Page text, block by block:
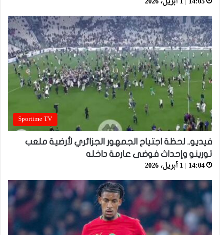
Sportime TV
فيديو.. لحظة اجتياح الجمهور الجزائري لأرضية ملعب
تورينو وإحداث فوضى عارمة داخله
14:04 | 1 أبريل، 2026